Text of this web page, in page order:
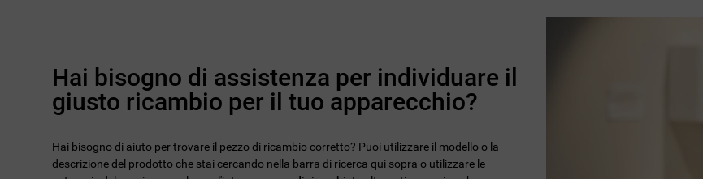
Hai bisogno di assistenza per individuare il
giusto ricambio per il tuo apparecchio?
Hai bisogno di aiuto per trovare il pezzo di ricambio corretto? Puoi utilizzare il modello o la
descrizione del prodotto che stai cercando nella barra di ricerca qui sopra o utilizzare le